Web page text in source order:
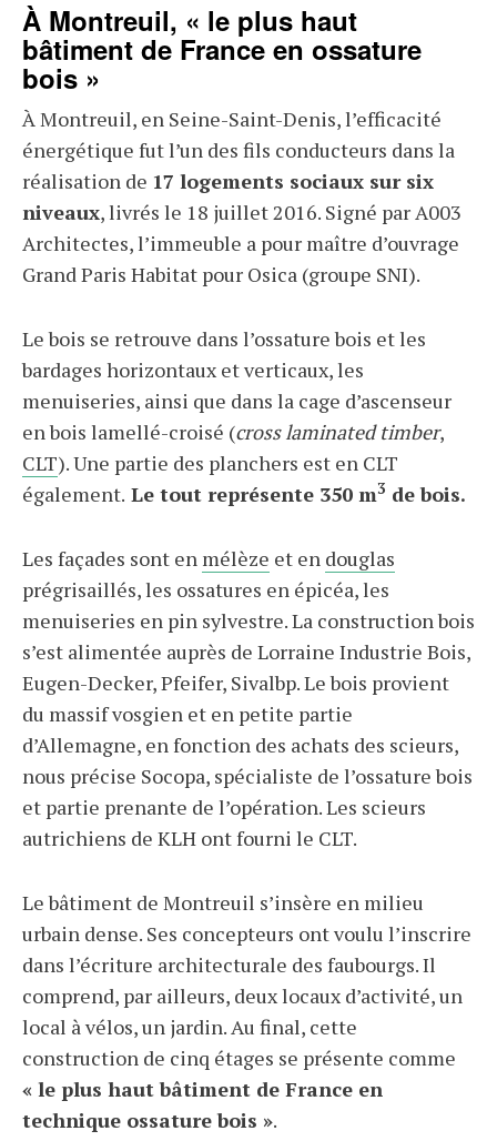
À Montreuil, « le plus haut
bâtiment de France en ossature
bois »
À Montreuil, en Seine-Saint-Denis, l’efficacité
énergétique fut l’un des fils conducteurs dans la
réalisation de 17 logements sociaux sur six
niveaux, livrés le 18 juillet 2016. Signé par A003
Architectes, l’immeuble a pour maître d’ouvrage
Grand Paris Habitat pour Osica (groupe SNI).
Le bois se retrouve dans l’ossature bois et les
bardages horizontaux et verticaux, les
menuiseries, ainsi que dans la cage d’ascenseur
en bois lamellé-croisé (cross laminated timber,
CLT). Une partie des planchers est en CLT
également. Le tout représente 350 m3 de bois.
Les façades sont en mélèze et en douglas
prégrisaillés, les ossatures en épicéa, les
menuiseries en pin sylvestre. La construction bois
s’est alimentée auprès de Lorraine Industrie Bois,
Eugen-Decker, Pfeifer, Sivalbp. Le bois provient
du massif vosgien et en petite partie
d’Allemagne, en fonction des achats des scieurs,
nous précise Socopa, spécialiste de l’ossature bois
et partie prenante de l’opération. Les scieurs
autrichiens de KLH ont fourni le CLT.
Le bâtiment de Montreuil s’insère en milieu
urbain dense. Ses concepteurs ont voulu l’inscrire
dans l’écriture architecturale des faubourgs. Il
comprend, par ailleurs, deux locaux d’activité, un
local à vélos, un jardin. Au final, cette
construction de cinq étages se présente comme
« le plus haut bâtiment de France en
technique ossature bois ».